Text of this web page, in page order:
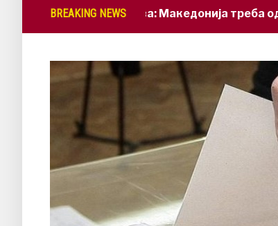
BREAKING NEWS
Лепиткова: Македонија треба